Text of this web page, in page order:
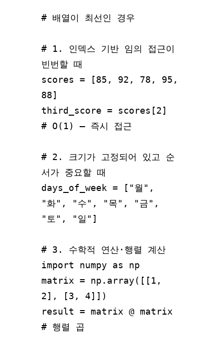
# 배열이 최선인 경우
# 1. 인덱스 기반 임의 접근이
빈번할 때
scores = [85, 92, 78, 95,
88]
third_score = scores[2]
# O(1) — 즉시 접근
# 2. 크기가 고정되어 있고 순
서가 중요할 때
days_of_week = ["월",
"화", "수", "목", "금",
"토", "일"]
# 3. 수학적 연산·행렬 계산
import numpy as np
matrix = np.array([[1,
2], [3, 4]])
result = matrix @ matrix
# 행렬 곱